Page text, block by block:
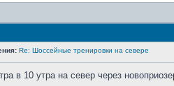
Re: Шоссейные тренировки на севере
в 10 утра на север через